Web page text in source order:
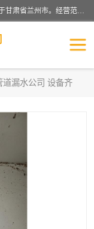
甘肃科探管道工程有限公司成立于2019年，注册地位于甘肃省兰州市。经营范围包括管道安装、清洗、疏通、维修、检测，防水工程，工程钻孔，化粪池清理，暖气安装，给排水管道安装维修，室内外管道如消防、供水、供热管道漏水检测定位，室内外防水堵漏等。
道漏水公司 设备齐
漏水
漏水
通